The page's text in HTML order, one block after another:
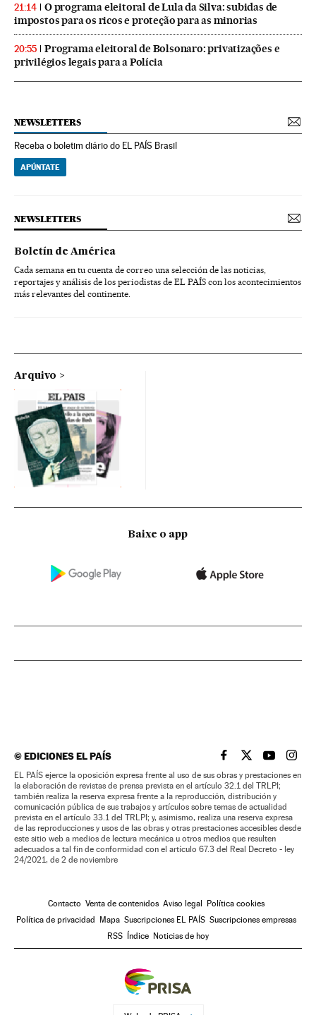
21:14
O programa eleitoral de Lula da Silva: subidas de
impostos para os ricos e proteção para as minorias
20:55
Programa eleitoral de Bolsonaro: privatizações e
privilégios legais para a Polícia
NEWSLETTERS
Receba o boletim diário do EL PAÍS Brasil
APÚNTATE
NEWSLETTERS
Boletín de América
Cada semana en tu cuenta de correo una selección de las noticias,
reportajes y análisis de los periodistas de EL PAÍS con los acontecimientos
más relevantes del continente.
Arquivo
Baixe o app
©EDICIONES EL PAÍS EL PAÍS BRASIL EN
EL PAÍSEL PAÍS
EL
EL PAÍS ejerce la oposición expresa frente al uso de sus obras y prestaciones en
la elaboración de revistas de prensa prevista en el artículo 32.1 del TRLPI;
también realiza la reserva expresa frente a la reproducción, distribución y
comunicación pública de sus trabajos y artículos sobre temas de actualidad
prevista en el artículo 33.1 del TRLPI; y, asimismo, realiza una reserva expresa
de las reproducciones y usos de las obras y otras prestaciones accesibles desde
este sitio web a medios de lectura mecánica u otros medios que resulten
adecuados a tal fin de conformidad con el artículo 67.3 del Real Decreto - ley
24/2021, de 2 de noviembre
Contacto Venta de contenidos Aviso legal Política cookies
Política de privacidad Mapa Suscripciones EL PAÍS Suscripciones empresas
RSS Índice Noticias de hoy